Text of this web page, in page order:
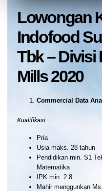
Lowongan
Indofood
Tbk – Divisi
Mills 2020
Commercial Data
Kualifikasi
Pria
Usia maks. 28 tahun
Pendidikan min. S1
Matematika
IPK min. 2.8
Mahir menggunkan